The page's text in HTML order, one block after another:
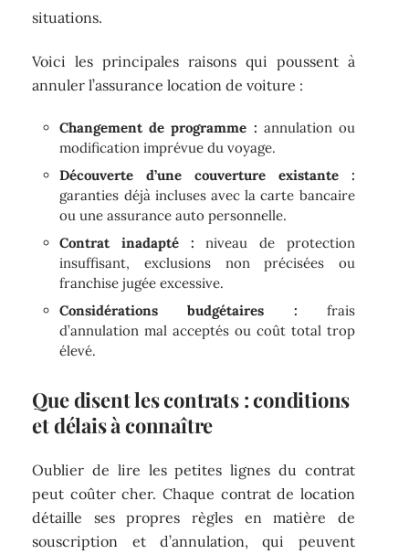
situations.
Voici les principales raisons qui poussent à
annuler l’assurance location de voiture :
Changement de programme : annulation ou
modification imprévue du voyage.
Découverte d’une couverture existante :
garanties déjà incluses avec la carte bancaire
ou une assurance auto personnelle.
Contrat inadapté : niveau de protection
insuffisant, exclusions non précisées ou
franchise jugée excessive.
Considérations budgétaires : frais
d’annulation mal acceptés ou coût total trop
élevé.
Que disent les contrats : conditions
et délais à connaître
Oublier de lire les petites lignes du contrat
peut coûter cher. Chaque contrat de location
détaille ses propres règles en matière de
souscription et d’annulation, qui peuvent